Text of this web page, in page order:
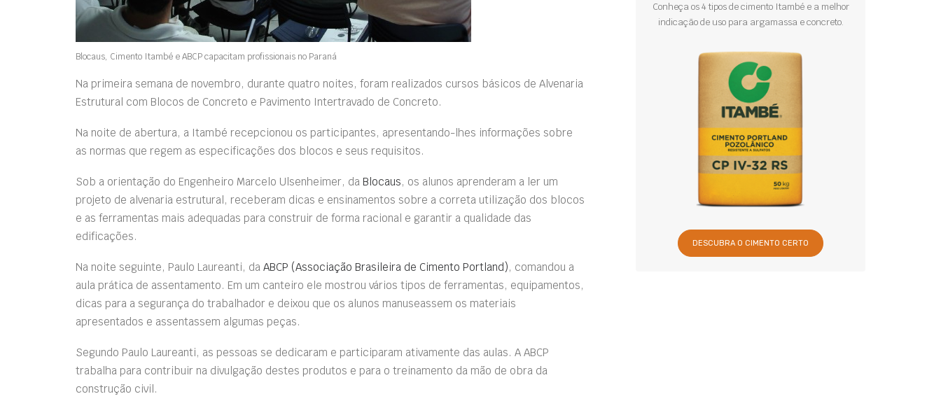
Blocaus, Cimento Itambé e ABCP capacitam profissionais no Paraná
Na primeira semana de novembro, durante quatro noites, foram realizados cursos básicos de Alvenaria
Estrutural com Blocos de Concreto e Pavimento Intertravado de Concreto.
Na noite de abertura, a Itambé recepcionou os participantes, apresentando-lhes informações sobre
as normas que regem as especificações dos blocos e seus requisitos.
Sob a orientação do Engenheiro Marcelo Ulsenheimer, da Blocaus, os alunos aprenderam a ler um
projeto de alvenaria estrutural, receberam dicas e ensinamentos sobre a correta utilização dos blocos
e as ferramentas mais adequadas para construir de forma racional e garantir a qualidade das
edificações.
Na noite seguinte, Paulo Laureanti, da ABCP (Associação Brasileira de Cimento Portland), comandou a
aula prática de assentamento. Em um canteiro ele mostrou vários tipos de ferramentas, equipamentos,
dicas para a segurança do trabalhador e deixou que os alunos manuseassem os materiais
apresentados e assentassem algumas peças.
Segundo Paulo Laureanti, as pessoas se dedicaram e participaram ativamente das aulas. A ABCP
trabalha para contribuir na divulgação destes produtos e para o treinamento da mão de obra da
construção civil.
Conheça os 4 tipos de cimento Itambé e a melhor
indicação de uso para argamassa e concreto.
DESCUBRA O CIMENTO CERTO